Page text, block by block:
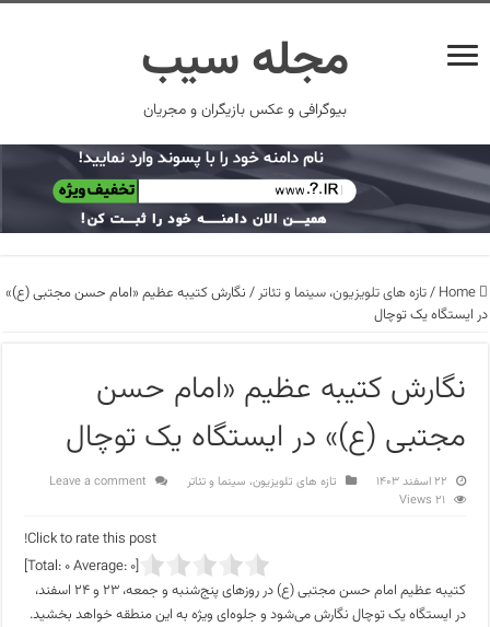
مجله سیب
بیوگرافی و عکس بازیگران و مجریان
Home
/تازه های تلویزیون، سینما و تئاتر / نگارش کتیبه عظیم «امام حسن مجتبی (ع)»
در ایستگاه یک توچال
نگارش کتیبه عظیم «امام حسن
مجتبی (ع)» در ایستگاه یک توچال
۲۲ اسفند ۱۴۰۳ تازه های تلویزیون، سینما و تئاتر
Leave a comment
21 Views
Click to rate this post!
[Total:
0Average: 0
]
کتیبه عظیم امام حسن مجتبی (ع) در روزهای پنج‌شنبه و جمعه، ۲۳ و ۲۴ اسفند،
در ایستگاه یک توچال نگارش می‌شود و جلوه‌ای ویژه به این منطقه خواهد بخشید.